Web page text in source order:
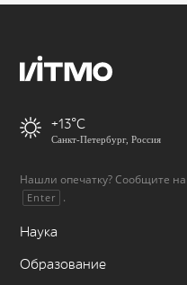
+13
Санкт-Петербург, Россия
Нашли опечатку? Сообщите
Enter .
Наука
Образование